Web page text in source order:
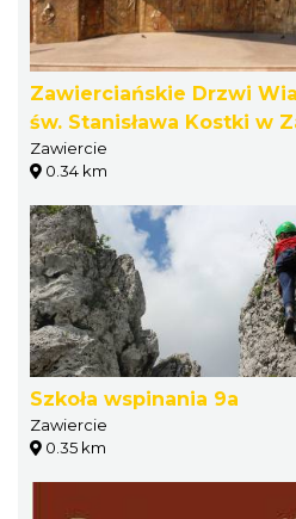
Zawierciańskie Drzwi
św. Stanisława Kostki w
Zawiercie
0.34 km
Szkoła wspinania 9a
Zawiercie
0.35 km